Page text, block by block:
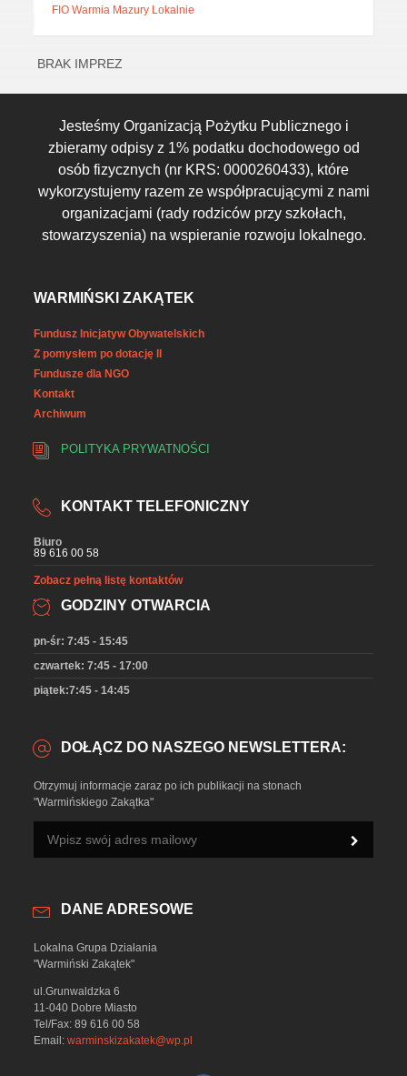
FIO Warmia Mazury Lokalnie
BRAK IMPREZ
Jesteśmy Organizacją Pożytku Publicznego i
zbieramy odpisy z 1% podatku dochodowego od
osób fizycznych (nr KRS: 0000260433), które
wykorzystujemy razem ze współpracującymi z nami
organizacjami (rady rodziców przy szkołach,
stowarzyszenia) na wspieranie rozwoju lokalnego.
WARMIŃSKI ZAKĄTEK
Fundusz Inicjatyw Obywatelskich
Z pomysłem po dotację II
Fundusze dla NGO
Kontakt
Archiwum
POLITYKA PRYWATNOŚCI
KONTAKT TELEFONICZNY
Biuro
89 616 00 58
Zobacz pełną listę kontaktów
GODZINY OTWARCIA
pn-śr: 7:45 - 15:45
czwartek: 7:45 - 17:00
piątek:7:45 - 14:45
DOŁĄCZ DO NASZEGO NEWSLETTERA:
Otrzymuj informacje zaraz po ich publikacji na stonach
"Warmińskiego Zakątka"
DANE ADRESOWE
Lokalna Grupa Działania
"Warmiński Zakątek"
ul.Grunwaldzka 6
11-040 Dobre Miasto
Tel/Fax: 89 616 00 58
Email:warminskizakatek@wp.pl